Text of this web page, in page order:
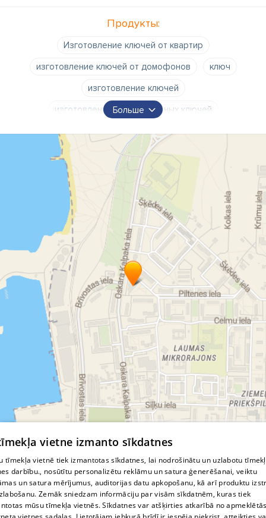
Продукты:
Изготовление ключей от квартир
изготовление ключей от домофонов
ключ
изготовление ключей
изготовление автомобильных ключей
изготовление чип-ключей
аварийное открытие дверей квартиры
аварийное открытие дверей автомобилей
аварийное вскрытие дверей SOS
ремонт замков
заточка ножей
заточка ножниц
заточка бытовых ножей
заточка ножей для оверлока
Павел
Яковлев
мастерская ключей
ремонт автомобильных замков
ключи от сейфа
изготовление чипов
изготовление магнитных ключей
ремонт ключей от домофона
Открытие дверей в Лиепае
Больше
© MapTiler© OpenStreetMap contributors
vietne izmanto sīkdatnes
tīmekļa vietnē tiek izmantotas sīkdatnes, lai nodrošinātu un uzlabotu
darbību., nosūtītu personalizētu reklāmu un satura ģenerēšanai, veiktu
un satura mērījumus, auditorijas datu apkopošanu, kā arī produktu
Zemāk sniedzam informāciju par visām sīkdatnēm, kuras tiek
mūsu tīmekļa vietnēs. Sīkdatnes var atšķirties atkarībā no